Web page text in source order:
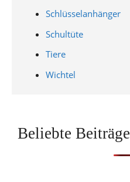
Schlüsselanhänger
Schultüte
Tiere
Wichtel
Beliebte Beiträge